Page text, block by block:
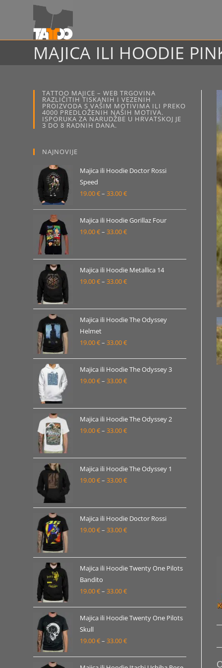
MAJICA ILI HOODIE
TATTOO MAJICE – WEB TRGOVINA
RAZLIČITIH TISKANIH I VEZENIH
PROIZVODA S VAŠIM MOTIVIMA ILI PREKO
4000 PREDLOŽENIH NAŠIH MOTIVA.
ISPORUKA ZA NARUDŽBE U HRVATSKOJ JE
3 DO 8 RADNIH DANA.
NAJNOVIJE
Majica ili Hoodie Doctor Rossi
Speed
19.00€– 33.00€Raspon
od
19.00 €
Majica ili Hoodie Gorillaz Four
19.00€– 33.00€Raspon
od
19.00 €
do
Majica ili Hoodie Metallica 14
19.00€– 33.00€Raspon
od
19.00 €
33.00 €
Majica ili Hoodie The Odyssey
Helmet
19.00€– 33.00€Raspon
od
19.00 €
Majica ili Hoodie The Odyssey 3
19.00€– 33.00€Raspon
od
19.00 €
do
Majica ili Hoodie The Odyssey 2
19.00€– 33.00€Raspon
od
19.00 €
do
Majica ili Hoodie The Odyssey 1
19.00€– 33.00€Raspon
od
19.00 €
do
Majica ili Hoodie Doctor Rossi
19.00€– 33.00€Raspon
od
19.00 €
33.00 €
Majica ili Hoodie Twenty One Pilots
Bandito
19.00€– 33.00€Raspon
od
do
Majica ili Hoodie Twenty One Pilots
Skull
19.00€– 33.00€Raspon
od